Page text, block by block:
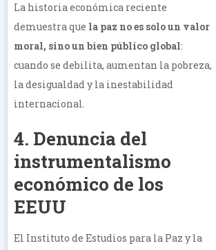
La historia económica reciente
demuestra que la paz no es solo un valor
moral, sino un bien público global:
cuando se debilita, aumentan la pobreza,
la desigualdad y la inestabilidad
internacional.
4. Denuncia del
instrumentalismo
económico de los
EEUU
El Instituto de Estudios para la Paz y la